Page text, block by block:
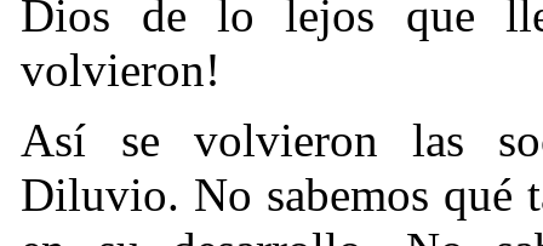
Dios de lo lejos que
volvieron!
Así se volvieron las
Diluvio. No sabemos qué